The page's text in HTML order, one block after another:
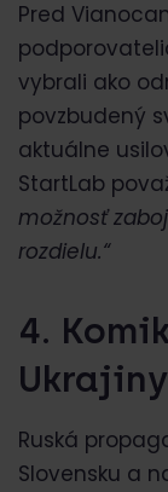
Pred
vybrali ako
povzbudený
aktuálne
StartLab
možnosť
rozdielu.“
4.
Ukrajiny
Ruská
Slovensku a